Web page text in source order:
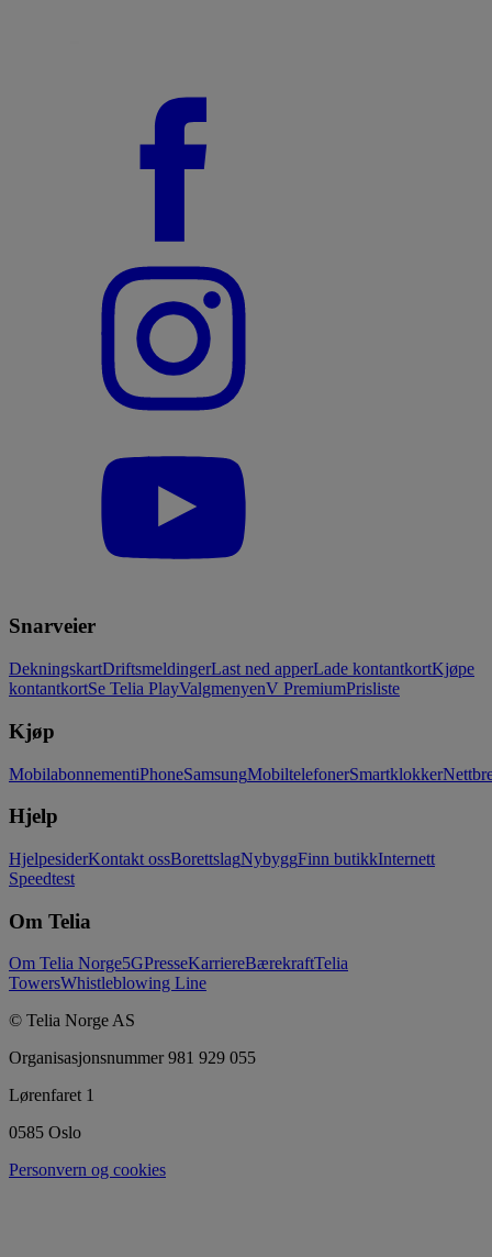
Snarveier
DekningskartDriftsmeldingerLast ned apperLade kontantkortKjøpe
kontantkortSe Telia PlayValgmenyenV PremiumPrisliste
Kjøp
MobilabonnementiPhoneSamsungMobiltelefonerSmartklokker
Hjelp
HjelpesiderKontakt ossBorettslagNybyggFinn butikkInternett
Speedtest
Om Telia
Om Telia Norge5GPresseKarriereBærekraftTelia
TowersWhistleblowing Line
© Telia Norge AS
Organisasjonsnummer 981 929 055
Lørenfaret 1
0585 Oslo
Personvern og cookies